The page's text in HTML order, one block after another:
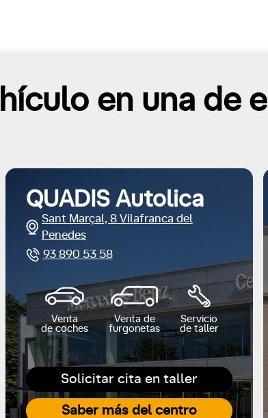
en una de
Solicitar cita en taller
Saber más del centro
QUADIS Autolica
Sant Marçal, 8 Vilafranca del
Penedes
93 890 53 58
Venta
de coches
Venta de
furgonetas
Servicio
de taller